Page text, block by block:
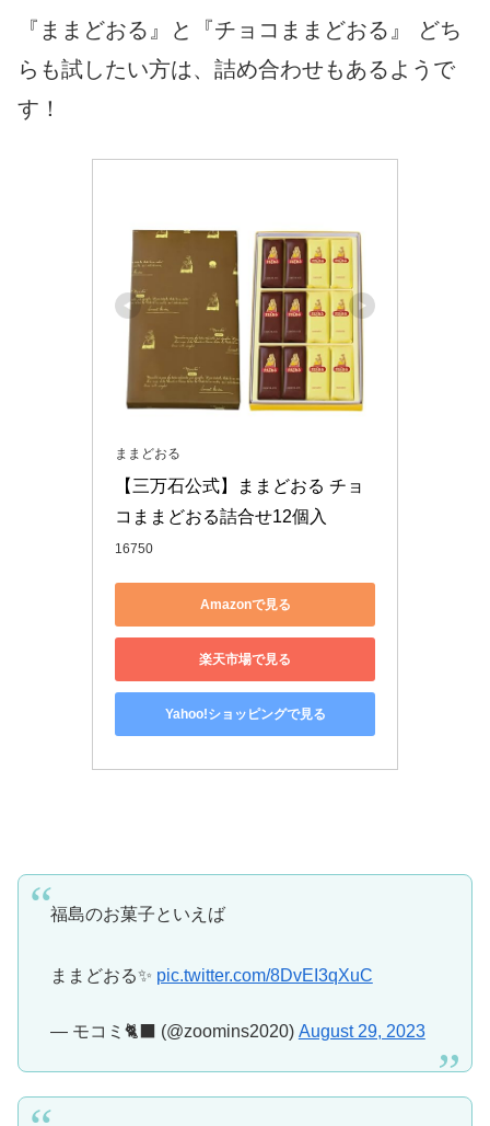
『ままどおる』と『チョコままどおる』 どち
らも試したい方は、詰め合わせもあるようで
す！
ままどおる
【三万石公式】ままどおる チョ
コままどおる詰合せ12個入
16750
Amazonで見る
楽天市場で見る
Yahoo!ショッピングで見る
福島のお菓子といえば
ままどおる✨ pic.twitter.com/8DvEI3qXuC
— モコミ🐈‍⬛ (@zoomins2020) August 29, 2023